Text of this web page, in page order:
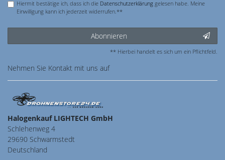
Hiermit bestätige ich, dass ich die Daten­schutz­erklärunggelesen habe. Meine
Einwilligung kann ich jederzeit widerrufen.**
Abonnieren
** Hierbei handelt es sich um ein Pflichtfeld.
Nehmen Sie Kontakt mit uns auf
Halogenkauf LIGHTECH GmbH
Schlehenweg 4
29690 Schwarmstedt
Deutschland